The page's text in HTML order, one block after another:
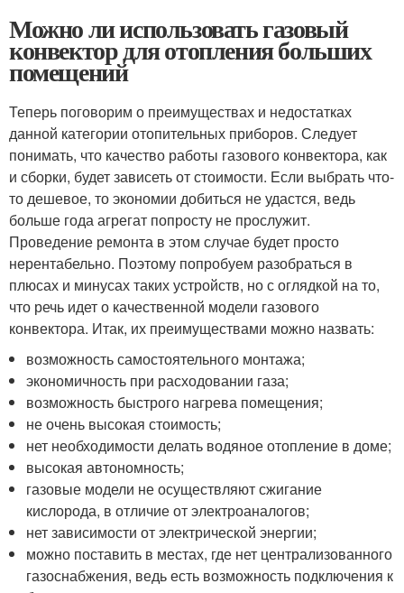
Можно ли использовать газовый
конвектор для отопления больших
помещений
Теперь поговорим о преимуществах и недостатках
данной категории отопительных приборов. Следует
понимать, что качество работы газового конвектора, как
и сборки, будет зависеть от стоимости. Если выбрать что-
то дешевое, то экономии добиться не удастся, ведь
больше года агрегат попросту не прослужит.
Проведение ремонта в этом случае будет просто
нерентабельно. Поэтому попробуем разобраться в
плюсах и минусах таких устройств, но с оглядкой на то,
что речь идет о качественной модели газового
конвектора. Итак, их преимуществами можно назвать:
возможность самостоятельного монтажа;
экономичность при расходовании газа;
возможность быстрого нагрева помещения;
не очень высокая стоимость;
нет необходимости делать водяное отопление в доме;
высокая автономность;
газовые модели не осуществляют сжигание
кислорода, в отличие от электроаналогов;
нет зависимости от электрической энергии;
можно поставить в местах, где нет централизованного
газоснабжения, ведь есть возможность подключения к